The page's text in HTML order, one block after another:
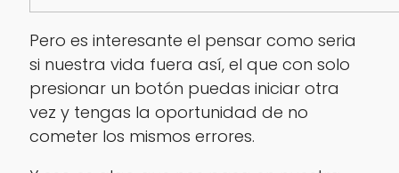
Pero es interesante el pensar como seria
si nuestra vida fuera así, el que con solo
presionar un botón puedas iniciar otra
vez y tengas la oportunidad de no
cometer los mismos errores.